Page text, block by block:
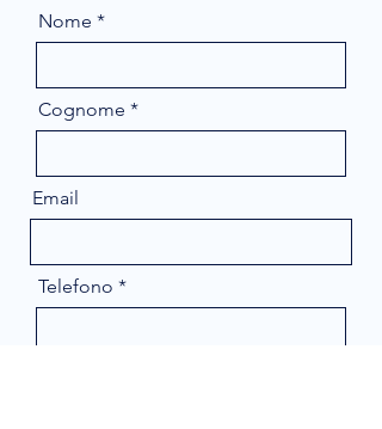
Nome
Cognome
Email
Telefono